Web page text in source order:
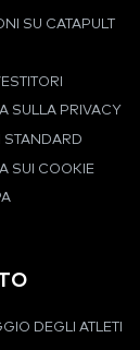
SU CATAPULT
SULLA PRIVACY
SUI COOKIE
DEGLI ATLETI